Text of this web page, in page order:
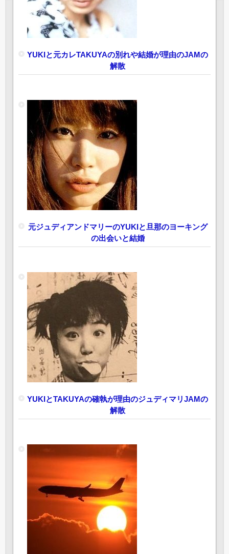
YUKIと元カレTAKUYAの別れや結婚が理由のJAMの
解散
元ジュディアンドマリーのYUKIと旦那のヨーキング
の出会いと結婚
YUKIとTAKUYAの確執が理由のジュディマリJAMの
解散